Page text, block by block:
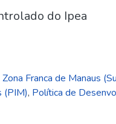
do Ipea
Franca de Manaus
(PIM), Política de